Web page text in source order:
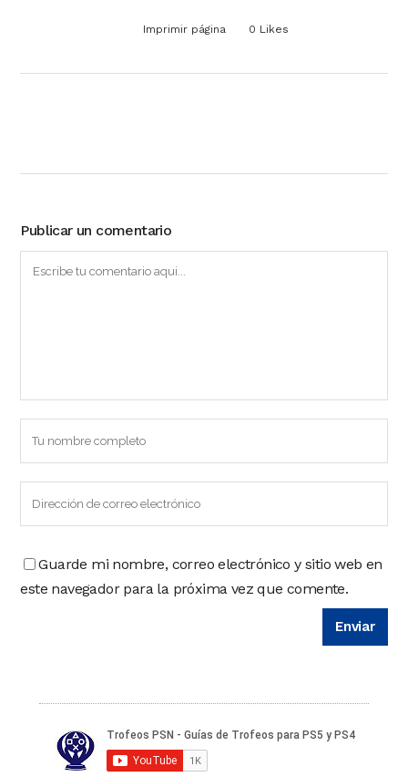
Imprimir página 0 Likes
Publicar un comentario
Guarde mi nombre, correo electrónico y sitio web en
este navegador para la próxima vez que comente.